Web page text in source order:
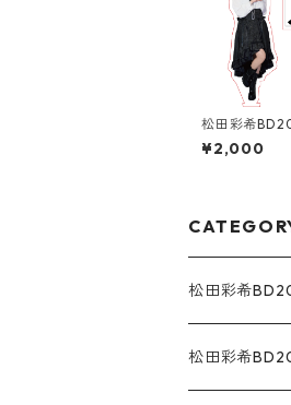
松田彩希
リルスタンド
¥2,000
松田彩希
松田彩希